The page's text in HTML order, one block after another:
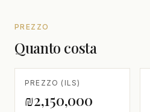
PREZZO
Quanto costa
PREZZO (ILS)
₪2,150,000